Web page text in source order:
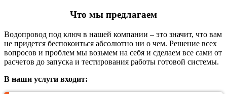
Что мы предлагаем
Водопровод под ключ в нашей компании – это значит, что вам
не придется беспокоиться абсолютно ни о чем. Решение всех
вопросов и проблем мы возьмем на себя и сделаем все сами от
расчетов до запуска и тестирования работы готовой системы.
В наши услуги входит: